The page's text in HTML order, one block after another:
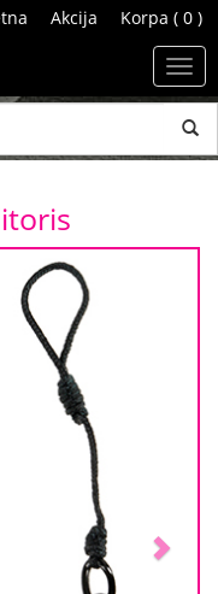
Akcija Korpa ( 0 )